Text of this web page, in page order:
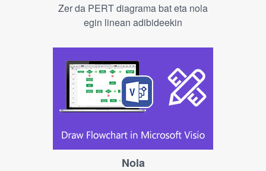
Zer da PERT diagrama bat eta nola
egin linean adibideekin
Nola